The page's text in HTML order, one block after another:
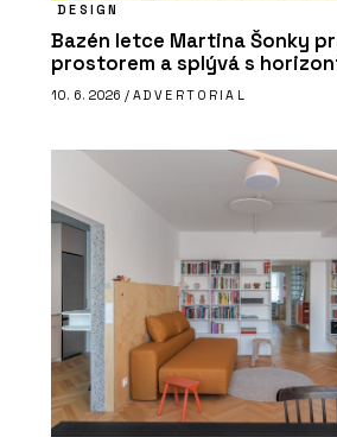
DESIGN
Bazén letce Martina Šonky
prostorem a splývá s
10. 6. 2026 / ADVERTORIAL